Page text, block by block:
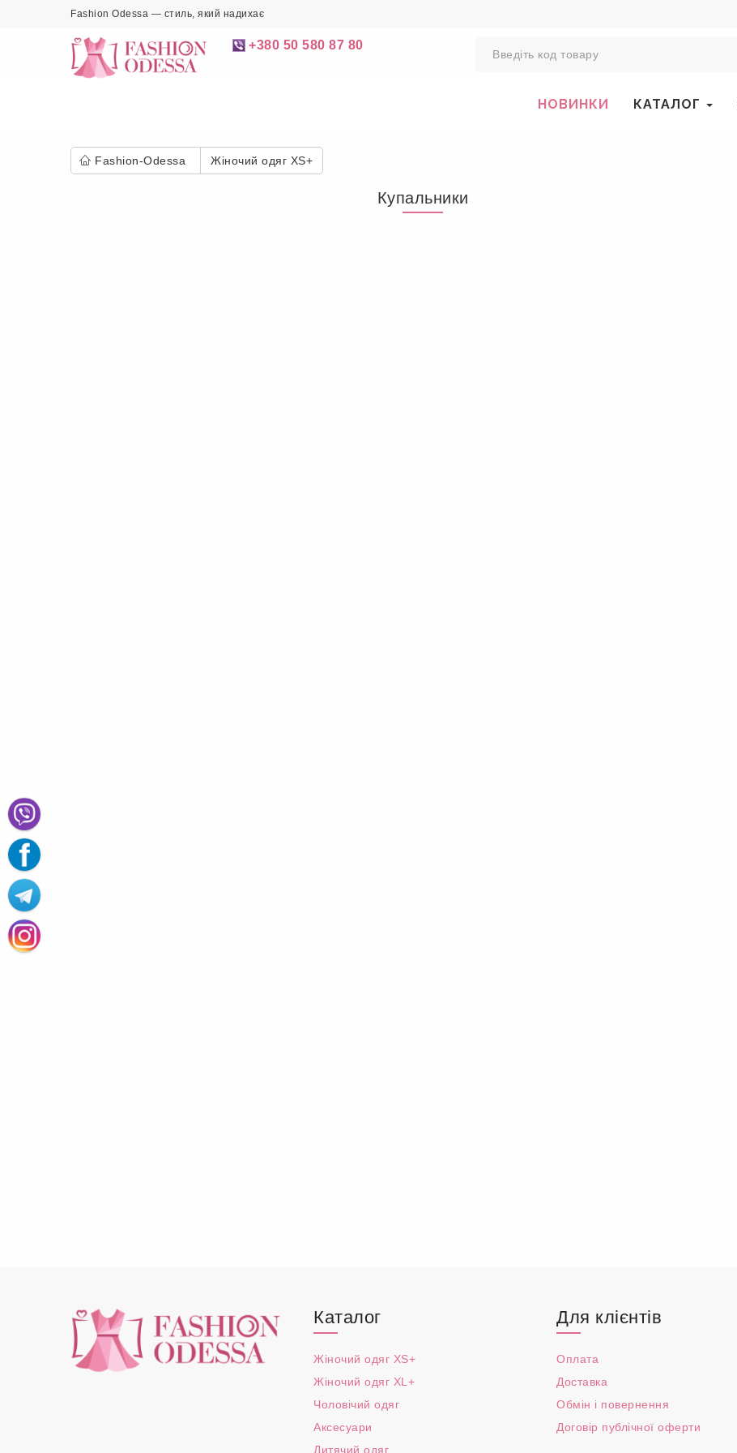
Fashion Odessa — стиль, який надихає
+380 50 580 87 80
НОВИНКИ КАТАЛОГ
Fashion-Odessa Жіночий одяг XS+
Купальники
Каталог
Жіночий одяг XS+
Жіночий одяг XL+
Чоловічий одяг
Аксесуари
Дитячий одяг
Для клієнтів
Оплата
Доставка
Обмін і повернення
Договір публічної оферти